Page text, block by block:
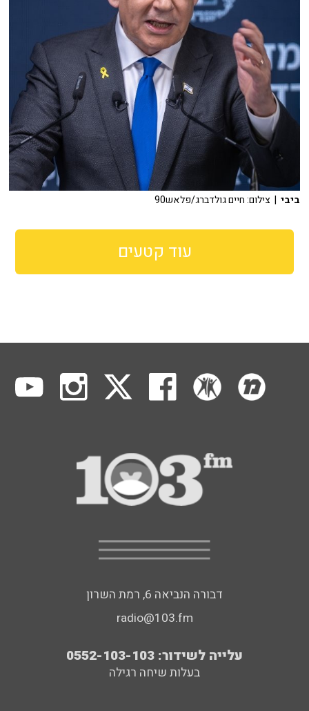
ביבי | צילום: חיים גולדברג/פלאש90
עוד קטעים
דבורה הנביאה 6, רמת השרון
radio@103.fm
עלייה לשידור: 0552-103-103
בעלות שיחה רגילה